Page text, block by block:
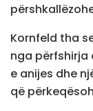
Kornfeld tha
nga përfshirja
e anijes dhe
që